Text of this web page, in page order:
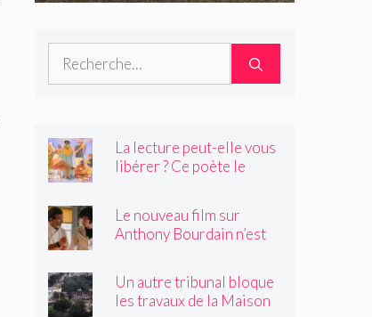
Rechercher :
La lecture peut-elle vous
libérer ? Ce poète le
Le nouveau film sur
Anthony Bourdain n’est
Un autre tribunal bloque
les travaux de la Maison